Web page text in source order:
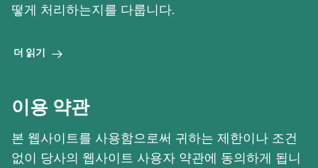
떻게 처리하는지를 다룹니다.
더 읽기
이용 약관
본 웹사이트를 사용함으로써 귀하는 제한이나 조건
없이 당사의 웹사이트 사용자 약관에 동의하게 됩니